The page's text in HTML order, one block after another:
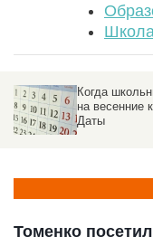
Школа
Когда
на весенние
Даты
Томенко